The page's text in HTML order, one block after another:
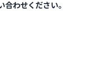
わせください。